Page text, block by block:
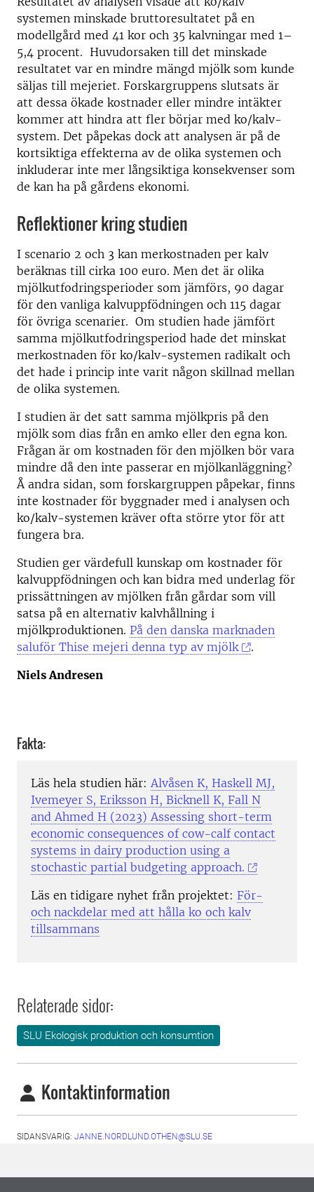
systemen minskade bruttoresultatet på en
modellgård med 41 kor och 35 kalvningar med 1–
5,4 procent. Huvudorsaken till det minskade
resultatet var en mindre mängd mjölk som kunde
säljas till mejeriet. Forskargruppens slutsats är
att dessa ökade kostnader eller mindre intäkter
kommer att hindra att fler börjar med ko/kalv-
system. Det påpekas dock att analysen är på de
kortsiktiga effekterna av de olika systemen och
inkluderar inte mer långsiktiga konsekvenser som
de kan ha på gårdens ekonomi.
Reflektioner kring studien
I scenario 2 och 3 kan merkostnaden per kalv
beräknas till cirka 100 euro. Men det är olika
mjölkutfodringsperioder som jämförs, 90 dagar
för den vanliga kalvuppfödningen och 115 dagar
för övriga scenarier. Om studien hade jämfört
samma mjölkutfodringsperiod hade det minskat
merkostnaden för ko/kalv-systemen radikalt och
det hade i princip inte varit någon skillnad mellan
de olika systemen.
I studien är det satt samma mjölkpris på den
mjölk som dias från en amko eller den egna kon.
Frågan är om kostnaden för den mjölken bör vara
mindre då den inte passerar en mjölkanläggning?
Å andra sidan, som forskargruppen påpekar, finns
inte kostnader för byggnader med i analysen och
ko/kalv-systemen kräver ofta större ytor för att
fungera bra.
Studien ger värdefull kunskap om kostnader för
kalvuppfödningen och kan bidra med underlag för
prissättningen av mjölken från gårdar som vill
satsa på en alternativ kalvhållning i
mjölkproduktionen. På den danska marknaden
saluför Thise mejeri denna typ av mjölk
.
Niels Andresen
Fakta:
Läs hela studien här: Alvåsen K, Haskell MJ,
Ivemeyer S, Eriksson H, Bicknell K, Fall N
and Ahmed H (2023) Assessing short-term
economic consequences of cow-calf contact
systems in dairy production using a
stochastic partial budgeting approach.
Läs en tidigare nyhet från projektet: För-
och nackdelar med att hålla ko och kalv
tillsammans
Relaterade sidor:
SLU Ekologisk produktion och konsumtion
Kontaktinformation
SIDANSVARIG: JANNE.NORDLUND.OTHEN@SLU.SE